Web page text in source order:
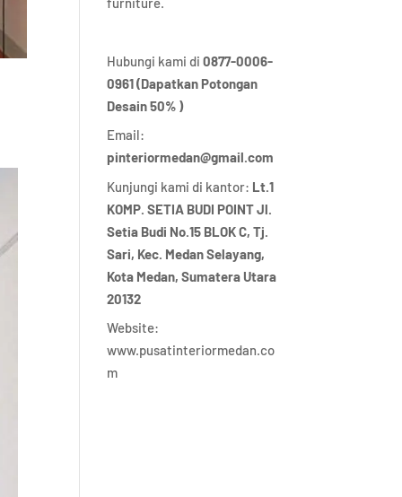
Hubungi kami di0877-0006-
0961 (Dapatkan Potongan
Desain 50% )
Email:
pinteriormedan@gmail.com
Kunjungi kami di kantor: Lt.1
KOMP. SETIA BUDI POINT Jl.
Setia Budi No.15 BLOK C, Tj.
Sari, Kec. Medan Selayang,
Kota Medan, Sumatera Utara
20132
Website:
www.pusatinteriormedan.co
m